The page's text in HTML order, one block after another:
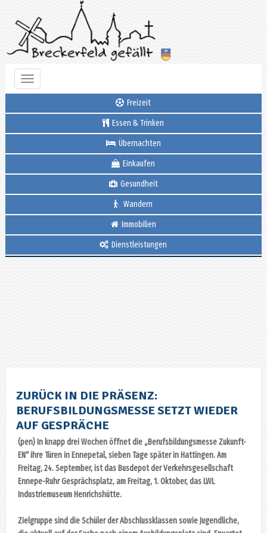
Toggle
navigation
Freizeit
Essen & Trinken
Übernachten
Einkaufen
Gesundheit
Wandern
Immobilien
Dienstleistungen
ZURÜCK IN DIE PRÄSENZ:
BERUFSBILDUNGSMESSE SETZT WIEDER
AUF GESPRÄCHE
(pen) In knapp drei Wochen öffnet die „Berufsbildungsmesse Zukunft-
EN“ ihre Türen in Ennepetal, sieben Tage später in Hattingen. Am
Freitag, 24. September, ist das Busdepot der Verkehrsgesellschaft
Ennepe-Ruhr Gesprächsplatz, am Freitag, 1. Oktober, das LWL
Industriemuseum Henrichshütte.
Zielgruppe sind die Schüler der Abschlussklassen sowie Jugendliche,